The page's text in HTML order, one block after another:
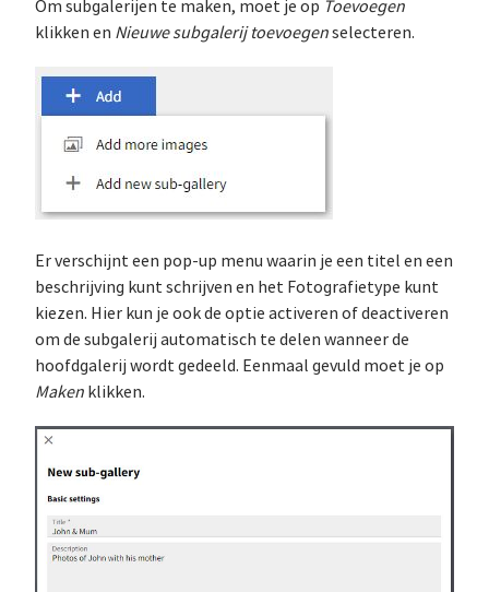
Om subgalerijen te maken, moet je op Toevoegen
klikken en Nieuwe subgalerij toevoegenselecteren.
Er verschijnt een pop-up menu waarin je een titel en een
beschrijving kunt schrijven en het Fotografietype kunt
kiezen. Hier kun je ook de optie activeren of deactiveren
om de subgalerij automatisch te delen wanneer de
hoofdgalerij wordt gedeeld. Eenmaal gevuld moet je op
Maken klikken.